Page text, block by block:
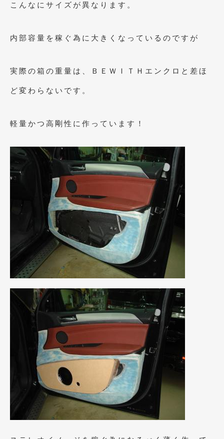
こんなにサイズが異なります。
内部容量を稼ぐ為に大きくなっているのですが
実際の箱の重量は、ＢＥＷＩＴＨエンクロと差ほ
ど変わらないです。
軽量かつ高剛性に作っています！